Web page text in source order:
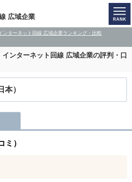
広域企業
ンターネット回線 広域企業ランキング・比較
インターネット回線 広域企業の評判・口
）
ミ）